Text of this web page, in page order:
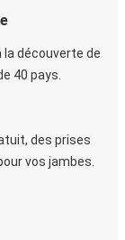
découverte de
40 pays.
des prises
vos jambes.